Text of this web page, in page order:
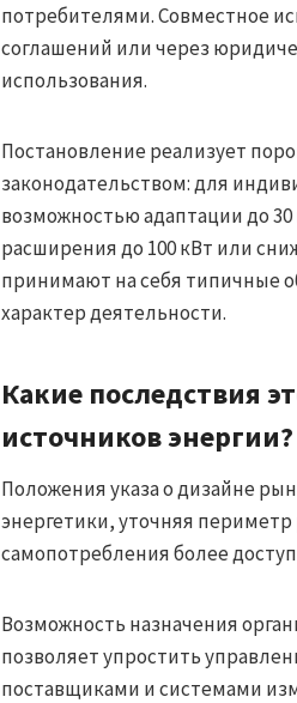
потребителями. Совместное
соглашений или через
использования.
Постановление реализует
законодательством: для
возможностью адаптации до
расширения до 100 кВт или
принимают на себя типичные
характер деятельности.
Какие последствия
источников энергии?
Положения указа о дизайне
энергетики, уточняя
самопотребления более
Возможность назначения
позволяет упростить
поставщиками и системами